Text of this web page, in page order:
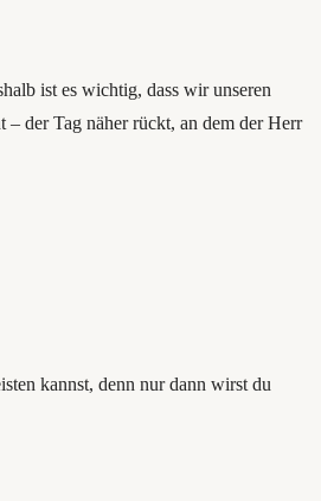
ist es wichtig, dass wir unseren
– der Tag näher rückt, an dem der Herr
kannst, denn nur dann wirst du